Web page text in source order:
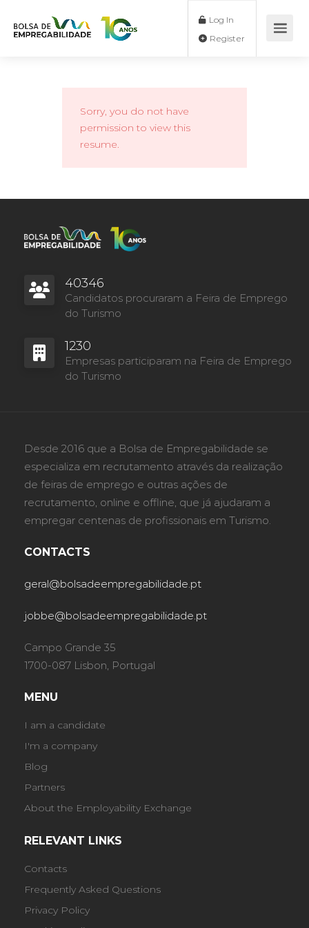
Log In
Sorry, you do not have
permission to view this
resume.
40346
Candidatos procuraram a Feira de Emprego
do Turismo
1230
Empresas participaram na Feira de Emprego
do Turismo
Desde 2016 que a Bolsa de Empregabilidade se
especializa em recrutamento através da realização
de feiras de emprego e outras ações de
recrutamento, online e offline, que já ajudaram a
empregar centenas de profissionais em Turismo.
CONTACTS
geral@bolsadeempregabilidade.pt
jobbe@bolsadeempregabilidade.pt
Campo Grande 35
1700-087 Lisbon, Portugal
MENU
I am a candidate
I'm a company
Blog
Partners
About the Employability Exchange
RELEVANT LINKS
Contacts
Frequently Asked Questions
Privacy Policy